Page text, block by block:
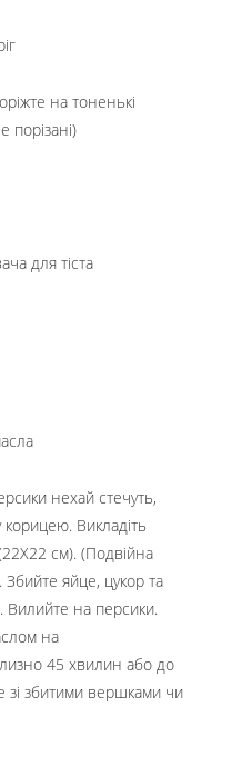
на тоненькі
для тіста
нехай стечуть,
корицею. Викладіть
см). (Подвійна
яйце, цукор та
на персики.
на
45 хвилин або до
зі збитими вершками чи